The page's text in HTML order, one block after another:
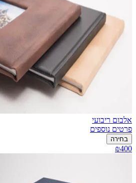
אלבום ריבועי
פרטים נוספים
בחירה
₪400